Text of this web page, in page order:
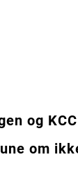
og
om